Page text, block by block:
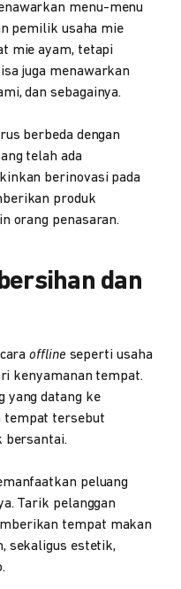
menu-menu
pemilik usaha mie
mie ayam, tetapi
juga menawarkan
dan sebagainya.
berbeda dengan
telah ada
berinovasi pada
produk
orang penasaran.
dan
offline seperti usaha
kenyamanan tempat.
yang datang ke
tempat tersebut
bersantai.
peluang
Tarik pelanggan
tempat makan
sekaligus estetik,